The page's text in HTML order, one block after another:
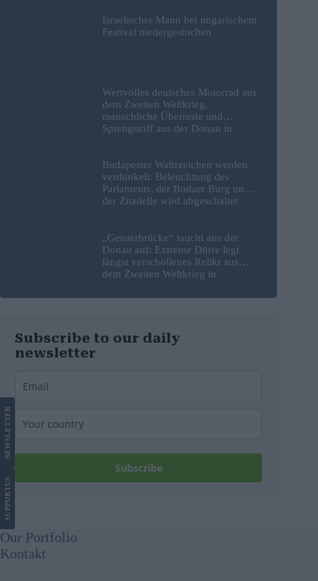
Israelischer Mann bei ungarischem
Festival niedergestochen
Wertvolles deutsches Motorrad aus
dem Zweiten Weltkrieg,
menschliche Überreste und
Sprengstoff aus der Donau in
Budapester Wahrzeichen werden
verdunkelt: Beleuchtung des
Parlaments, der Budaer Burg und
der Zitadelle wird abgeschaltet
„Geisterbrücke“ taucht aus der
Donau auf: Extreme Dürre legt
längst verschollenes Relikt aus
dem Zweiten Weltkrieg in
Subscribe to our daily
newsletter
Subscribe
SUPPORT
US
NEWS
LETTER
Our Portfolio
Kontakt